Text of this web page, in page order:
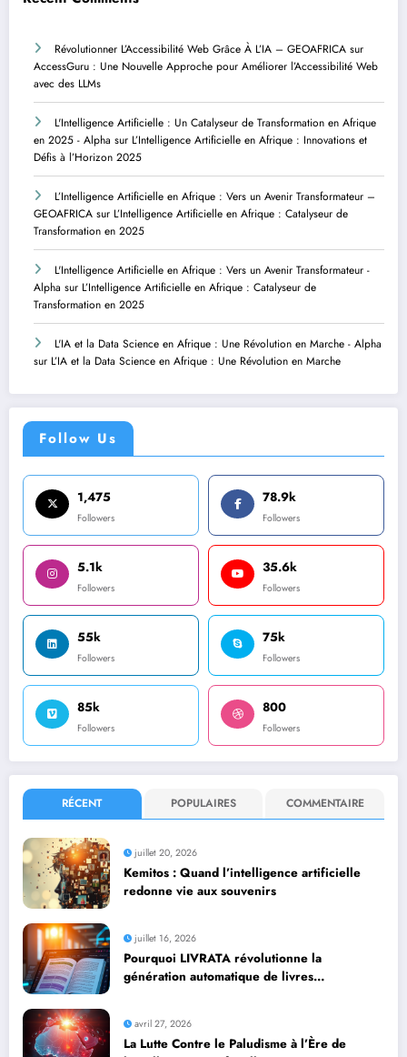
Révolutionner L’Accessibilité Web Grâce À L’IA – GEOAFRICA sur
AccessGuru : Une Nouvelle Approche pour Améliorer l’Accessibilité Web
avec des LLMs
L'Intelligence Artificielle : Un Catalyseur de Transformation en Afrique
en 2025 - Alpha sur L’Intelligence Artificielle en Afrique : Innovations et
Défis à l’Horizon 2025
L’Intelligence Artificielle en Afrique : Vers un Avenir Transformateur –
GEOAFRICA sur L’Intelligence Artificielle en Afrique : Catalyseur de
Transformation en 2025
L'Intelligence Artificielle en Afrique : Vers un Avenir Transformateur -
Alpha sur L’Intelligence Artificielle en Afrique : Catalyseur de
Transformation en 2025
L'IA et la Data Science en Afrique : Une Révolution en Marche - Alpha
sur L’IA et la Data Science en Afrique : Une Révolution en Marche
Follow Us
1,475
Followers
78.9k
Followers
5.1k
Followers
35.6k
Followers
55k
Followers
75k
Followers
85k
Followers
800
Followers
RÉCENT POPULAIRES COMMENTAIRE
juillet 20, 2026
Kemitos : Quand l’intelligence artificielle
redonne vie aux souvenirs
juillet 16, 2026
Pourquoi LIVRATA révolutionne la
génération automatique de livres
avril 27, 2026
La Lutte Contre le Paludisme à l’Ère de